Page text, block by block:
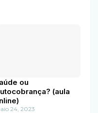
ou
(aula
24, 2023